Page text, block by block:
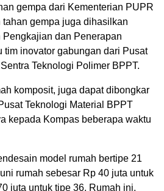
gempa dari Kementerian PUPR
gempa juga dihasilkan
dan Penerapan
tim inovator gabungan dari Pusat
Teknologi Polimer BPPT.
komposit, juga dapat dibongkar
Teknologi Material BPPT
kepada Kompas beberapa waktu
model rumah bertipe 21
rumah sebesar Rp 40 juta untuk
juta untuk tipe 36. Rumah ini,